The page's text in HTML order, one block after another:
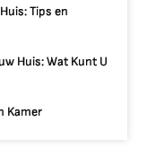
Tips en
Huis: Wat Kunt U
Kamer